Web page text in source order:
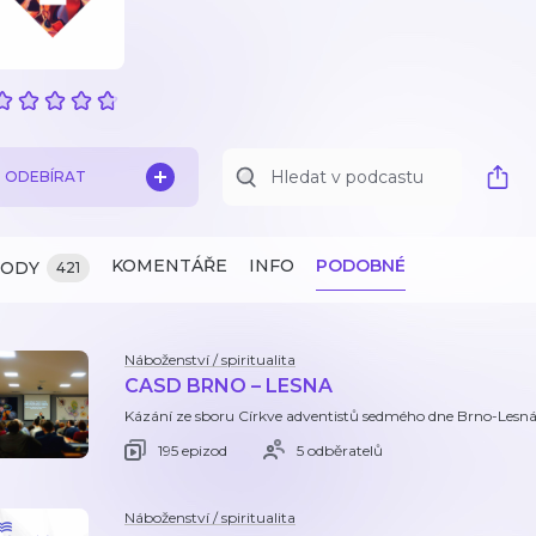
ODEBÍRAT
421 KOMENTÁŘE INFO PODOBNÉ
Náboženství / spiritualita
CASD BRNO – LESNA
Kázání ze sboru Církve adventistů sedmého dne Brno-Lesná
195 epizod
5 odběratelů
Náboženství / spiritualita